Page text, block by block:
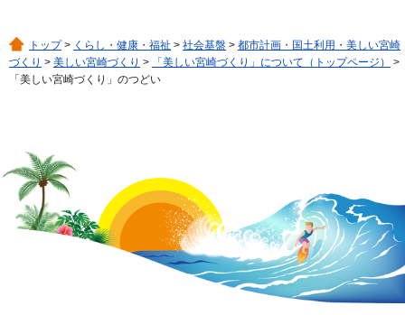
トップ> くらし・健康・福祉 > 社会基盤 > 都市計画・国土利用・美しい宮崎
づくり > 美しい宮崎づくり > 「美しい宮崎づくり」について（トップページ）
>
「美しい宮崎づくり」のつどい